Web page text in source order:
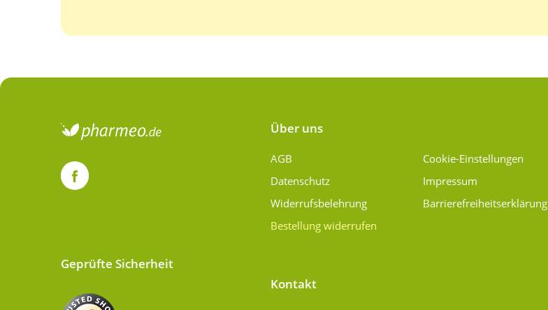
Über uns
AGB
Datenschutz
Widerrufsbelehrung
Bestellung widerrufen
Cookie-Einstellungen
Impressum
Barrierefreiheitserklärung
Kontakt
Geprüfte Sicherheit